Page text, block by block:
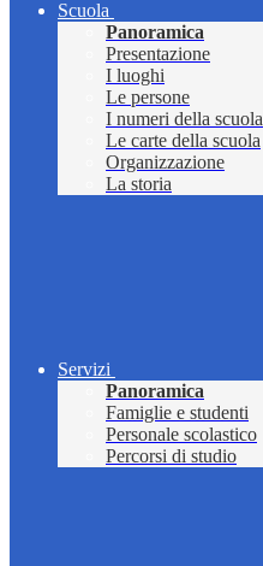
Scuola
Panoramica
Presentazione
I luoghi
Le persone
I numeri della scuola
Le carte della scuola
Organizzazione
La storia
Servizi
Panoramica
Famiglie e studenti
Personale scolastico
Percorsi di studio